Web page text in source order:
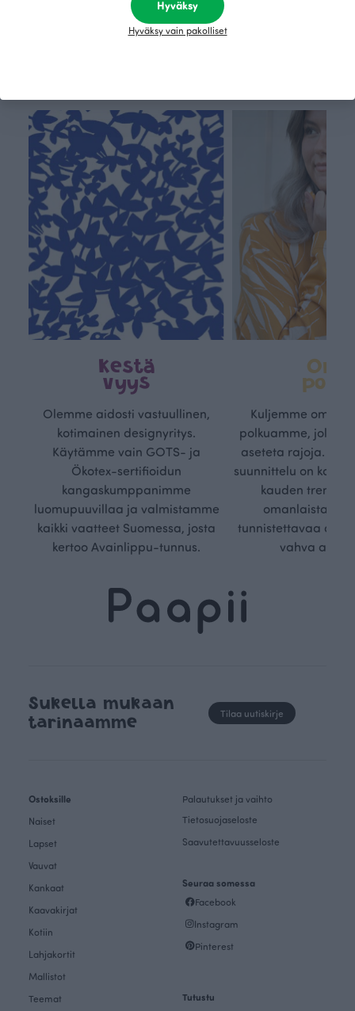
115.00 EUR
Kestä
vyys
Olemme aidosti vastuullinen,
kotimainen designyritys.
Käytämme vain GOTS- ja
Ökotex-sertifioidun
kangaskumppanimme
luomupuuvillaa ja valmistamme
kaikki vaatteet Suomessa, josta
kertoo Avainlippu-tunnus.
Oma
Kuljemme omaa,
polkuamme, jolla
aseteta rajoja.
suunnittelu on
kauden
omanlaista,
tunnistettavaa
vahva
Sukella mukaan
tarinaamme
Tilaa uutiskirje
Ostoksille
Naiset
Lapset
Vauvat
Kankaat
Kaavakirjat
Kotiin
Lahjakortit
Mallistot
Teemat
Palautukset ja vaihto
Tietosuojaseloste
Saavutettavuusseloste
Seuraa somessa
Facebook
Instagram
Pinterest
Tutustu
Hyväksy
Hyväksy vain pakolliset